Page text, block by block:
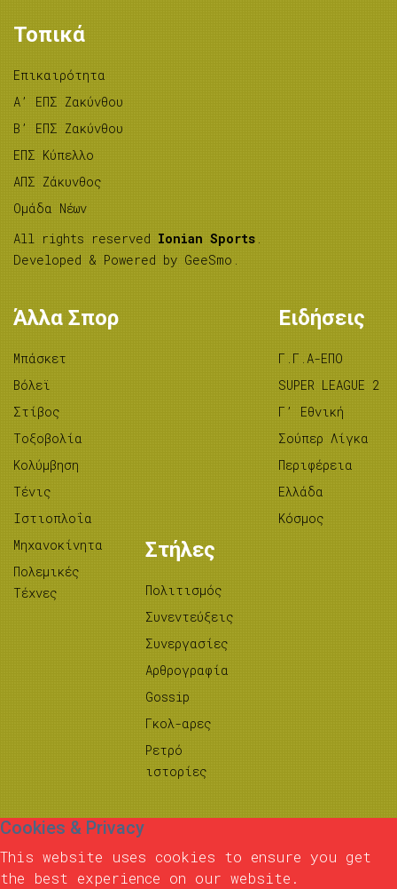
Τοπικά
Επικαιρότητα
A’ ΕΠΣ Ζακύνθου
B’ ΕΠΣ Ζακύνθου
ΕΠΣ Κύπελλο
ΑΠΣ Ζάκυνθος
Ομάδα Νέων
All rights reserved Ionian Sports .
Developed & Powered by GeeSmo .
Άλλα Σπορ
Μπάσκετ
Βόλεϊ
Στίβος
Tοξοβολία
Κολύμβηση
Τένις
Ιστιοπλοΐα
Μηχανοκίνητα
Πολεμικές
Τέχνες
Ειδήσεις
Γ.Γ.Α-ΕΠΟ
SUPER LEAGUE 2
Γ’ Εθνική
Σούπερ Λίγκα
Περιφέρεια
Ελλάδα
Κόσμος
Στήλες
Πολιτισμός
Συνεντεύξεις
Συνεργασίες
Αρθρογραφία
Gossip
Γκολ-αρες
Ρετρό
ιστορίες
Cookies & Privacy
This website uses cookies to ensure you get
the best experience on our website.